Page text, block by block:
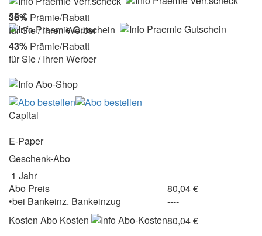
36% Prämie/Rabatt
für Sie / Ihren Werber
55 €
43% Prämie/Rabatt
für Sie / Ihren Werber
Capital
E-Paper
Geschenk-Abo
1 Jahr
Abo Preis
80,04 €
•bei Bankeinz. Bankeinzug
----
Kosten Abo Kosten 80,04 €